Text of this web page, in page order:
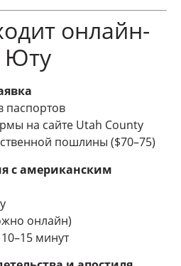
онлайн-
Юту
паспортов
на сайте Utah County
пошлины ($70–75)
с американским
онлайн)
минут